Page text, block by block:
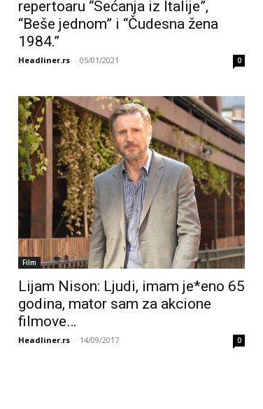
repertoaru “Sećanja iz Italije”,
“Beše jednom” i “Čudesna žena
1984.”
Headliner.rs - 05/01/2021 0
Film
Lijam Nison: Ljudi, imam je*eno 65
godina, mator sam za akcione
filmove…
Headliner.rs - 14/09/2017 0